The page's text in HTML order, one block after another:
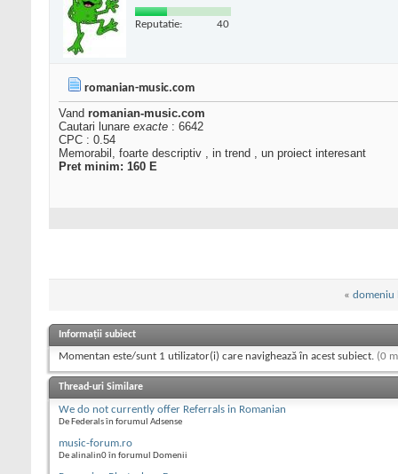
Reputatie: 40
romanian-music.com
Vand romanian-music.com
Cautari lunare exacte : 6642
CPC : 0.54
Memorabil, foarte descriptiv , in trend , un proiect interesant
Pret minim: 160 E
« domeniu
Informații subiect
Momentan este/sunt 1 utilizator(i) care navighează în acest subiect. (0
Thread-uri Similare
We do not currently offer Referrals in Romanian
De Federals în forumul Adsense
music-forum.ro
De alinalin0 în forumul Domenii